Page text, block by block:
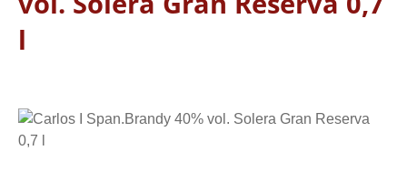
l
Bildergalerie überspringen